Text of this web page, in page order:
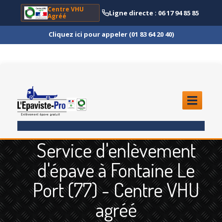
Centre VHU
Agréé
Ligne directe : 06 17 94 85 85
Cliquez ici pour appeler (01 83 64 20 40)
ENLÈVEMENTÉPAVE
Quoi?
Scooteret Moto
Camion
et Poids Lourd
Service d'enlèvement
d'épave à Fontaine Le
Port (77) - Centre VHU
agréé